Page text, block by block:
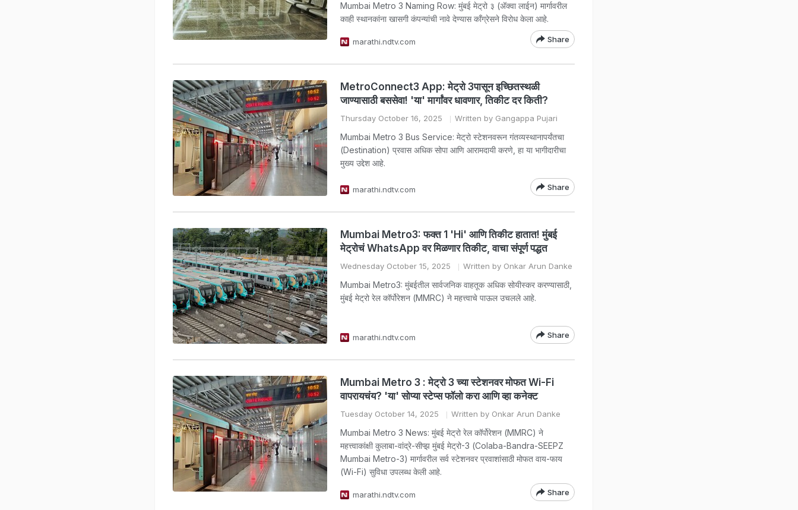
Mumbai Metro 3 Naming Row: मुंबई मेट्रो ३ (अ‍ॅक्वा लाईन) मार्गावरील
काही स्थानकांना खासगी कंपन्यांची नावे देण्यास काँग्रेसने विरोध केला आहे.
marathi.ndtv.com Share
MetroConnect3 App: मेट्रो 3पासून इच्छितस्थळी
जाण्यासाठी बससेवा! 'या' मार्गांवर धावणार, तिकीट दर किती?
Thursday October 16, 2025 Written by Gangappa Pujari
Mumbai Metro 3 Bus Service: मेट्रो स्टेशनवरून गंतव्यस्थानापर्यंतचा
(Destination) प्रवास अधिक सोपा आणि आरामदायी करणे, हा या भागीदारीचा
मुख्य उद्देश आहे.
marathi.ndtv.com Share
Mumbai Metro3: फक्त 1 'Hi' आणि तिकीट हातात! मुंबई
मेट्रोचं WhatsApp वर मिळणार तिकीट, वाचा संपूर्ण पद्धत
Wednesday October 15, 2025 Written by Onkar Arun Danke
Mumbai Metro3: मुंबईतील सार्वजनिक वाहतूक अधिक सोयीस्कर करण्यासाठी,
मुंबई मेट्रो रेल कॉर्पोरेशन (MMRC) ने महत्त्वाचे पाऊल उचलले आहे.
marathi.ndtv.com Share
Mumbai Metro 3 : मेट्रो 3 च्या स्टेशनवर मोफत Wi-Fi
वापरायचंय? 'या' सोप्या स्टेप्स फॉलो करा आणि व्हा कनेक्ट
Tuesday October 14, 2025 Written by Onkar Arun Danke
Mumbai Metro 3 News: मुंबई मेट्रो रेल कॉर्पोरेशन (MMRC) ने
महत्त्वाकांक्षी कुलाबा-वांद्रे-सीप्झ मुंबई मेट्रो-3 (Colaba-Bandra-SEEPZ
Mumbai Metro-3) मार्गावरील सर्व स्टेशनवर प्रवाशांसाठी मोफत वाय-फाय
(Wi-Fi) सुविधा उपलब्ध केली आहे.
marathi.ndtv.com Share